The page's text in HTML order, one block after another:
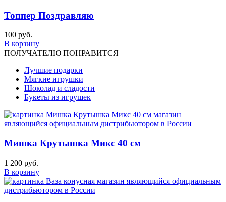
Топпер Поздравляю
100 руб.
В корзину
ПОЛУЧАТЕЛЮ ПОНРАВИТСЯ
Лучшие подарки
Мягкие игрушки
Шоколад и сладости
Букеты из игрушек
Мишка Крутышка Микс 40 см
1 200 руб.
В корзину